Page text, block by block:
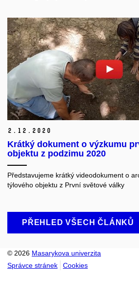
2. 12. 2020
Krátký dokument o výzkumu
objektu z podzimu 2020
Představujeme krátký videodokument o
týlového objektu z První světové války
PŘEHLED VŠECH ČLÁNKŮ
© 2026 Masarykova univerzita
Správce stránek
Cookies